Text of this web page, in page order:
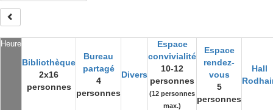
Heure
Bibliothèque
2x16
personnes
Bureau
partagé
4
personnes
Divers
Espace
convivialité
10-12
personnes
(12 personnes
max.)
Espace
rendez-
vous
5
personnes
Hall